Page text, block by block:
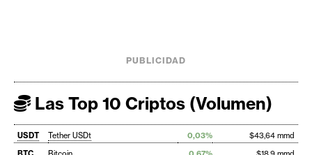
PUBLICIDAD
Las Top 10 Criptos (Volumen)
USDT Tether USDt 0,03%
$43,64 mmd